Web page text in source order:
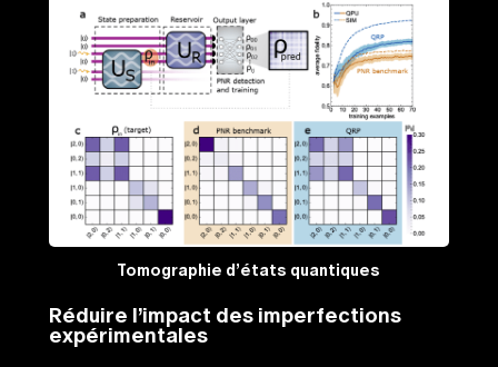
Tomographie d’états quantiques
Réduire l’impact des imperfections
expérimentales